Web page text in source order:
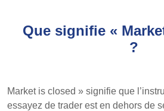
Que signifie «
?
Market is closed » signifie que
essayez de trader est en dehors de